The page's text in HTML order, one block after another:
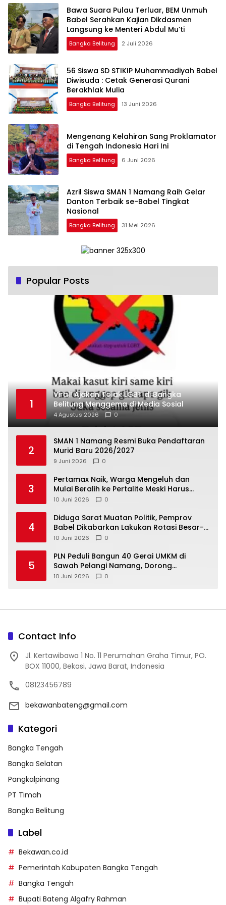
‎Bawa Suara Pulau Terluar, BEM Unmuh
Babel Serahkan Kajian Dikdasmen
Langsung ke Menteri Abdul Mu’ti
Bangka Belitung 2 Juli 2026
‎56 Siswa SD STIKIP Muhammadiyah Babel
Diwisuda : Cetak Generasi Qurani
Bangka Belitung 13 Juni 2026
‎Mengenang Kelahiran Sang Proklamator
Bangka Belitung 6 Juni 2026
‎Azril Siswa SMAN 1 Namang Raih Gelar
Danton Terbaik se-Babel Tingkat
Bangka Belitung 31 Mei 2026
Popular Posts
1
Viral! Ajakan Tolak LGBT di Bangka
Belitung Menggema di Media Sosial
4 Agustus 2026 0
2
SMAN 1 Namang Resmi Buka Pendaftaran
Murid Baru 2026/2027
9 Juni 2026 0
3
‎Pertamax Naik, Warga Mengeluh dan
Mulai Beralih ke Pertalite Meski Harus
10 Juni 2026 0
4
‎Diduga Sarat Muatan Politik, Pemprov
Babel Dikabarkan Lakukan Rotasi Besar-
10 Juni 2026 0
5
‎PLN Peduli Bangun 40 Gerai UMKM di
Sawah Pelangi Namang, Dorong
10 Juni 2026 0
Contact Info
Jl. Kertawibawa 1 No. 11 Perumahan Graha Timur, PO.
BOX 11000, Bekasi, Jawa Barat, Indonesia
08123456789
bekawanbateng@gmail.com
Kategori
Bangka Tengah
Bangka Selatan
Pangkalpinang
PT Timah
Bangka Belitung
Label
Bekawan.co.id
Pemerintah Kabupaten Bangka Tengah
Bangka Tengah
Bupati Bateng Algafry Rahman